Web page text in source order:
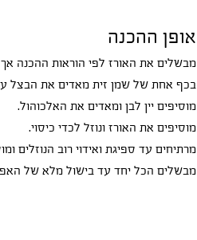
אופן ההכנה
מבשלים את האורז לפי הוראות ההכנה
בכף אחת של שמן זית מאדים את הבצל עד
מוסיפים יין לבן ומאדים את האלכוהול.
מוסיפים את האורז ונוזל לכדי כיסוי.
מרתיחים עד ספיגת ואידוי רוב הנוזלים
מבשלים הכל יחד עד בישול מלא של